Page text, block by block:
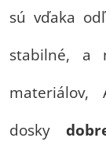
sú vďaka
stabilné, a
materiálov,
dosky